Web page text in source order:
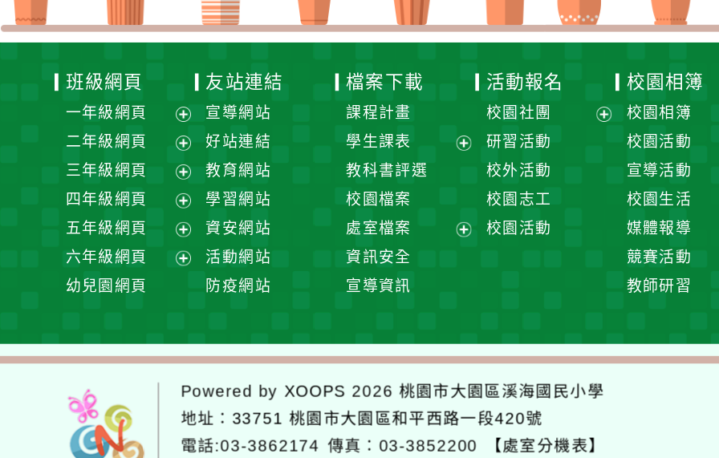
班級網頁
一年級網頁
展
選
單
二年級網頁
展
開
選
單
三年級網頁
展
開
選
單
四年級網頁
展
開
選
五年級網頁
展
開
六年級網頁
單
幼兒園網頁
友站連結
宣導網站
好站連結
教育網站
學習網站
資安網站
活動網站
防疫網站
檔案下載
課程計畫
學生課表
單
教科書評選
校園檔案
處室檔案
資訊安全
宣導資訊
活動報名
校園社團
研習活動
校外活動
校園志工
校園活動
校園相簿
校園相簿
校園活動
宣導活動
校園生活
媒體報導
競賽活動
教師研習
Powered by XOOPS 2026桃園市大園區溪海國民小學
地址： 33751 桃園市大園區和平西路一段420號
電話:03-3862174 傳真：03-3852200 【處室分機表】